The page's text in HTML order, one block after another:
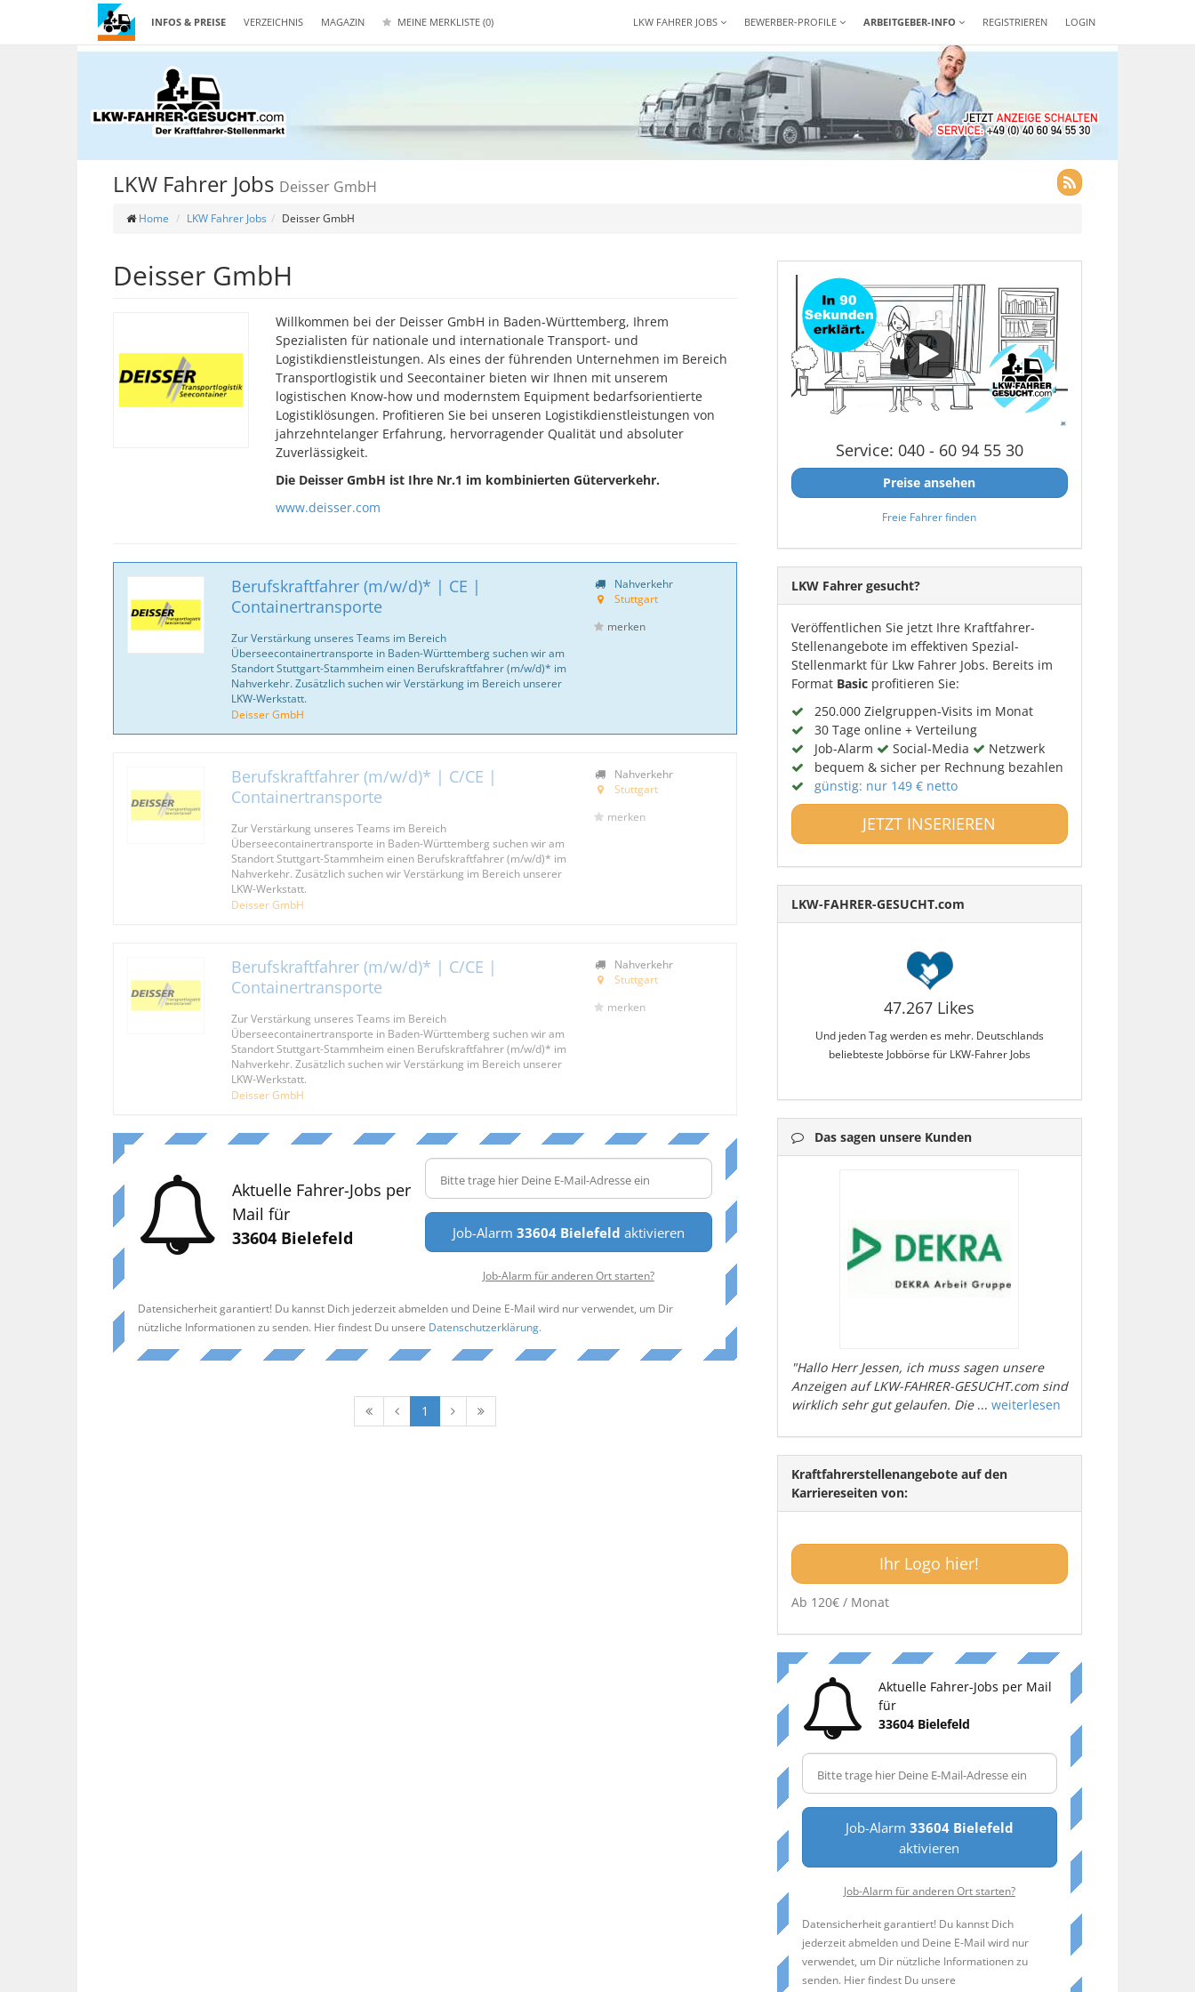
INFOS & PREISE VERZEICHNIS MAGAZIN MEINE MERKLISTE (0) REGISTRIEREN LOGIN
LKW FAHRER JOBS BEWERBER-PROFILE ARBEITGEBER-INFO
LKW Fahrer Jobs Deisser GmbH
Home LKW Fahrer Jobs Deisser GmbH
Deisser GmbH
Willkommen bei der Deisser GmbH in Baden-Württemberg, Ihrem
Spezialisten für nationale und internationale Transport- und
Logistikdienstleistungen. Als eines der führenden Unternehmen im Bereich
Transportlogistik und Seecontainer bieten wir Ihnen mit unserem
logistischen Know-how und modernstem Equipment bedarfsorientierte
Logistiklösungen. Profitieren Sie bei unseren Logistikdienstleistungen von
jahrzehntelanger Erfahrung, hervorragender Qualität und absoluter
Zuverlässigkeit.
Die Deisser GmbH ist Ihre Nr.1 im kombinierten Güterverkehr.
www.deisser.com
Berufskraftfahrer (m/w/d)* | CE |
Containertransporte
Zur Verstärkung unseres Teams im Bereich
Überseecontainertransporte in Baden-Württemberg suchen wir am
Standort Stuttgart-Stammheim einen Berufskraftfahrer (m/w/d)* im
Nahverkehr. Zusätzlich suchen wir Verstärkung im Bereich unserer
LKW-Werkstatt.
Deisser GmbH
Nahverkehr
Stuttgart
merken
Berufskraftfahrer (m/w/d)* | C/CE |
Containertransporte
Zur Verstärkung unseres Teams im Bereich
Überseecontainertransporte in Baden-Württemberg suchen wir am
Standort Stuttgart-Stammheim einen Berufskraftfahrer (m/w/d)* im
Nahverkehr. Zusätzlich suchen wir Verstärkung im Bereich unserer
LKW-Werkstatt.
Deisser GmbH
Nahverkehr
Stuttgart
merken
Berufskraftfahrer (m/w/d)* | C/CE |
Containertransporte
Zur Verstärkung unseres Teams im Bereich
Überseecontainertransporte in Baden-Württemberg suchen wir am
Standort Stuttgart-Stammheim einen Berufskraftfahrer (m/w/d)* im
Nahverkehr. Zusätzlich suchen wir Verstärkung im Bereich unserer
LKW-Werkstatt.
Deisser GmbH
Nahverkehr
Stuttgart
merken
Aktuelle Fahrer-Jobs per
Mail für
33604 Bielefeld
Job-Alarm 33604 Bielefeld aktivieren
Job-Alarm für anderen Ort starten?
Datensicherheit garantiert! Du kannst Dich jederzeit abmelden und Deine E-Mail wird nur verwendet, um Dir
nützliche Informationen zu senden. Hier findest Du unsere Datenschutzerklärung.
1
Service: 040 - 60 94 55 30
Preise ansehen
Freie Fahrer finden
LKW Fahrer gesucht?
Veröffentlichen Sie jetzt Ihre Kraftfahrer-
Stellenangebote im effektiven Spezial-
Stellenmarkt für Lkw Fahrer Jobs. Bereits im
Format Basicprofitieren Sie:
250.000 Zielgruppen-Visits im Monat
30 Tage online + Verteilung
Job-Alarm
Social-Media
Netzwerk
bequem & sicher per Rechnung bezahlen
günstig: nur 149 € netto
JETZT INSERIEREN
LKW-FAHRER-GESUCHT.com
47.267 Likes
Und jeden Tag werden es mehr. Deutschlands
beliebteste Jobbörse für LKW-Fahrer Jobs
Das sagen unsere Kunden
"Hallo Herr Jessen, ich muss sagen unsere
Anzeigen auf LKW-FAHRER-GESUCHT.com sind
wirklich sehr gut gelaufen. Die... weiterlesen
Kraftfahrerstellenangebote auf den
Karriereseiten von:
Ihr Logo hier!
Ab 120€ / Monat
Aktuelle Fahrer-Jobs per Mail
für
33604 Bielefeld
Job-Alarm 33604 Bielefeld
aktivieren
Job-Alarm für anderen Ort starten?
Datensicherheit garantiert! Du kannst Dich
jederzeit abmelden und Deine E-Mail wird nur
verwendet, um Dir nützliche Informationen zu
senden. Hier findest Du unsere